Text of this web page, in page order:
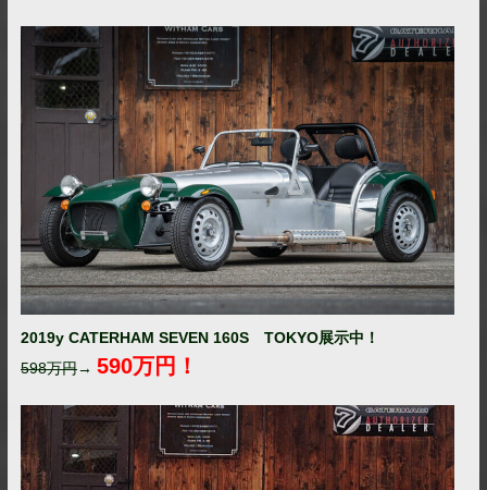
2019y CATERHAM SEVEN 160S TOKYO展示中！
598万円→ 590万円！